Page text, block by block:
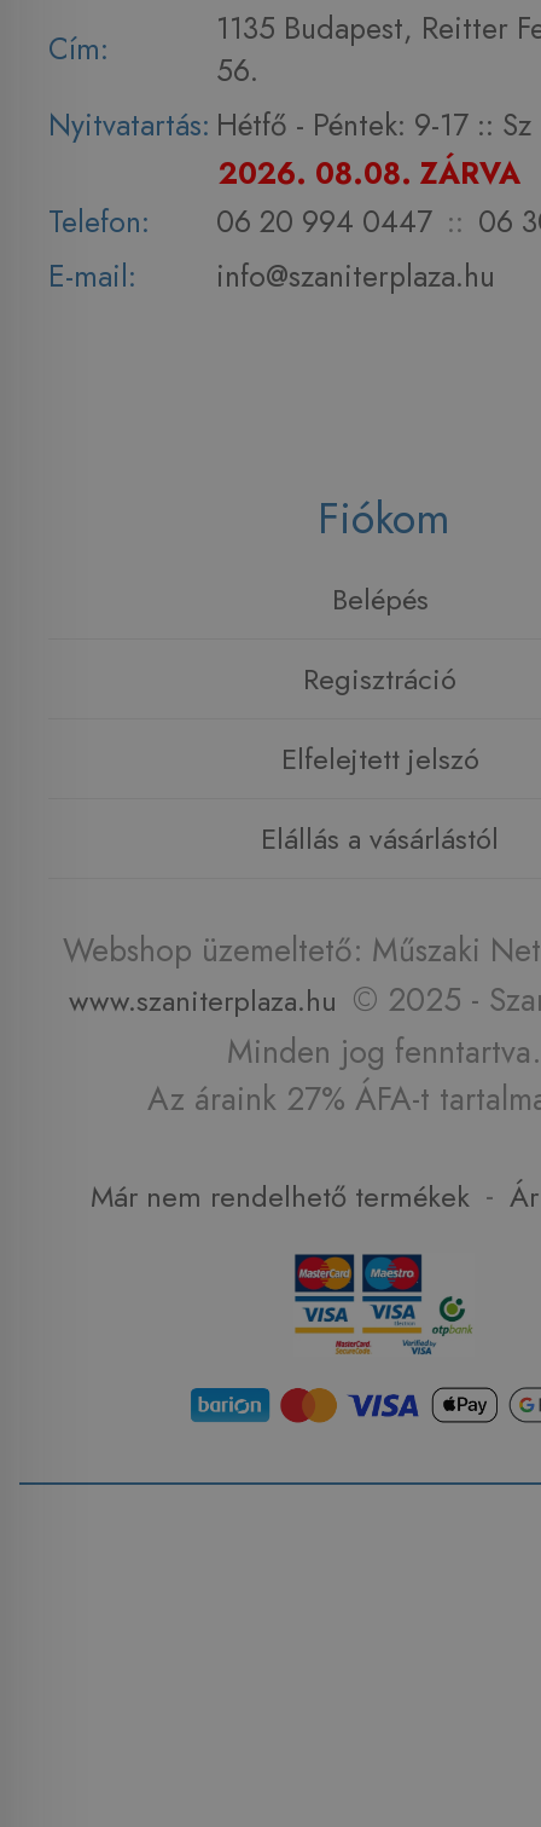
Cím:
1135 Budapest, Reitter
56.
Nyitvatartás: Hétfő - Péntek: 9-17 :: Sz
2026. 08.08. ZÁRVA
Telefon:
06 20 994 0447 :: 06
E-mail:
info@szaniterplaza.hu
Fiókom
Belépés
Regisztráció
Elfelejtett jelszó
Elállás a vásárlástól
Webshop üzemeltető: Műszaki
www.szaniterplaza.hu © 2025 -
Minden jog fenntartva.
Az áraink 27% ÁFA-t
Már nem rendelhető termékek -